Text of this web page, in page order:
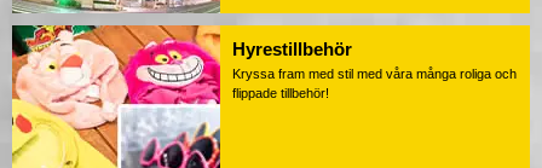
Hyrestillbehör
Kryssa fram med stil med våra många roliga och
flippade tillbehör!